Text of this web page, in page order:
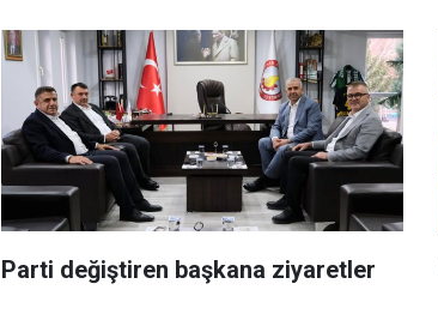
Parti değiştiren başkana ziyaretler